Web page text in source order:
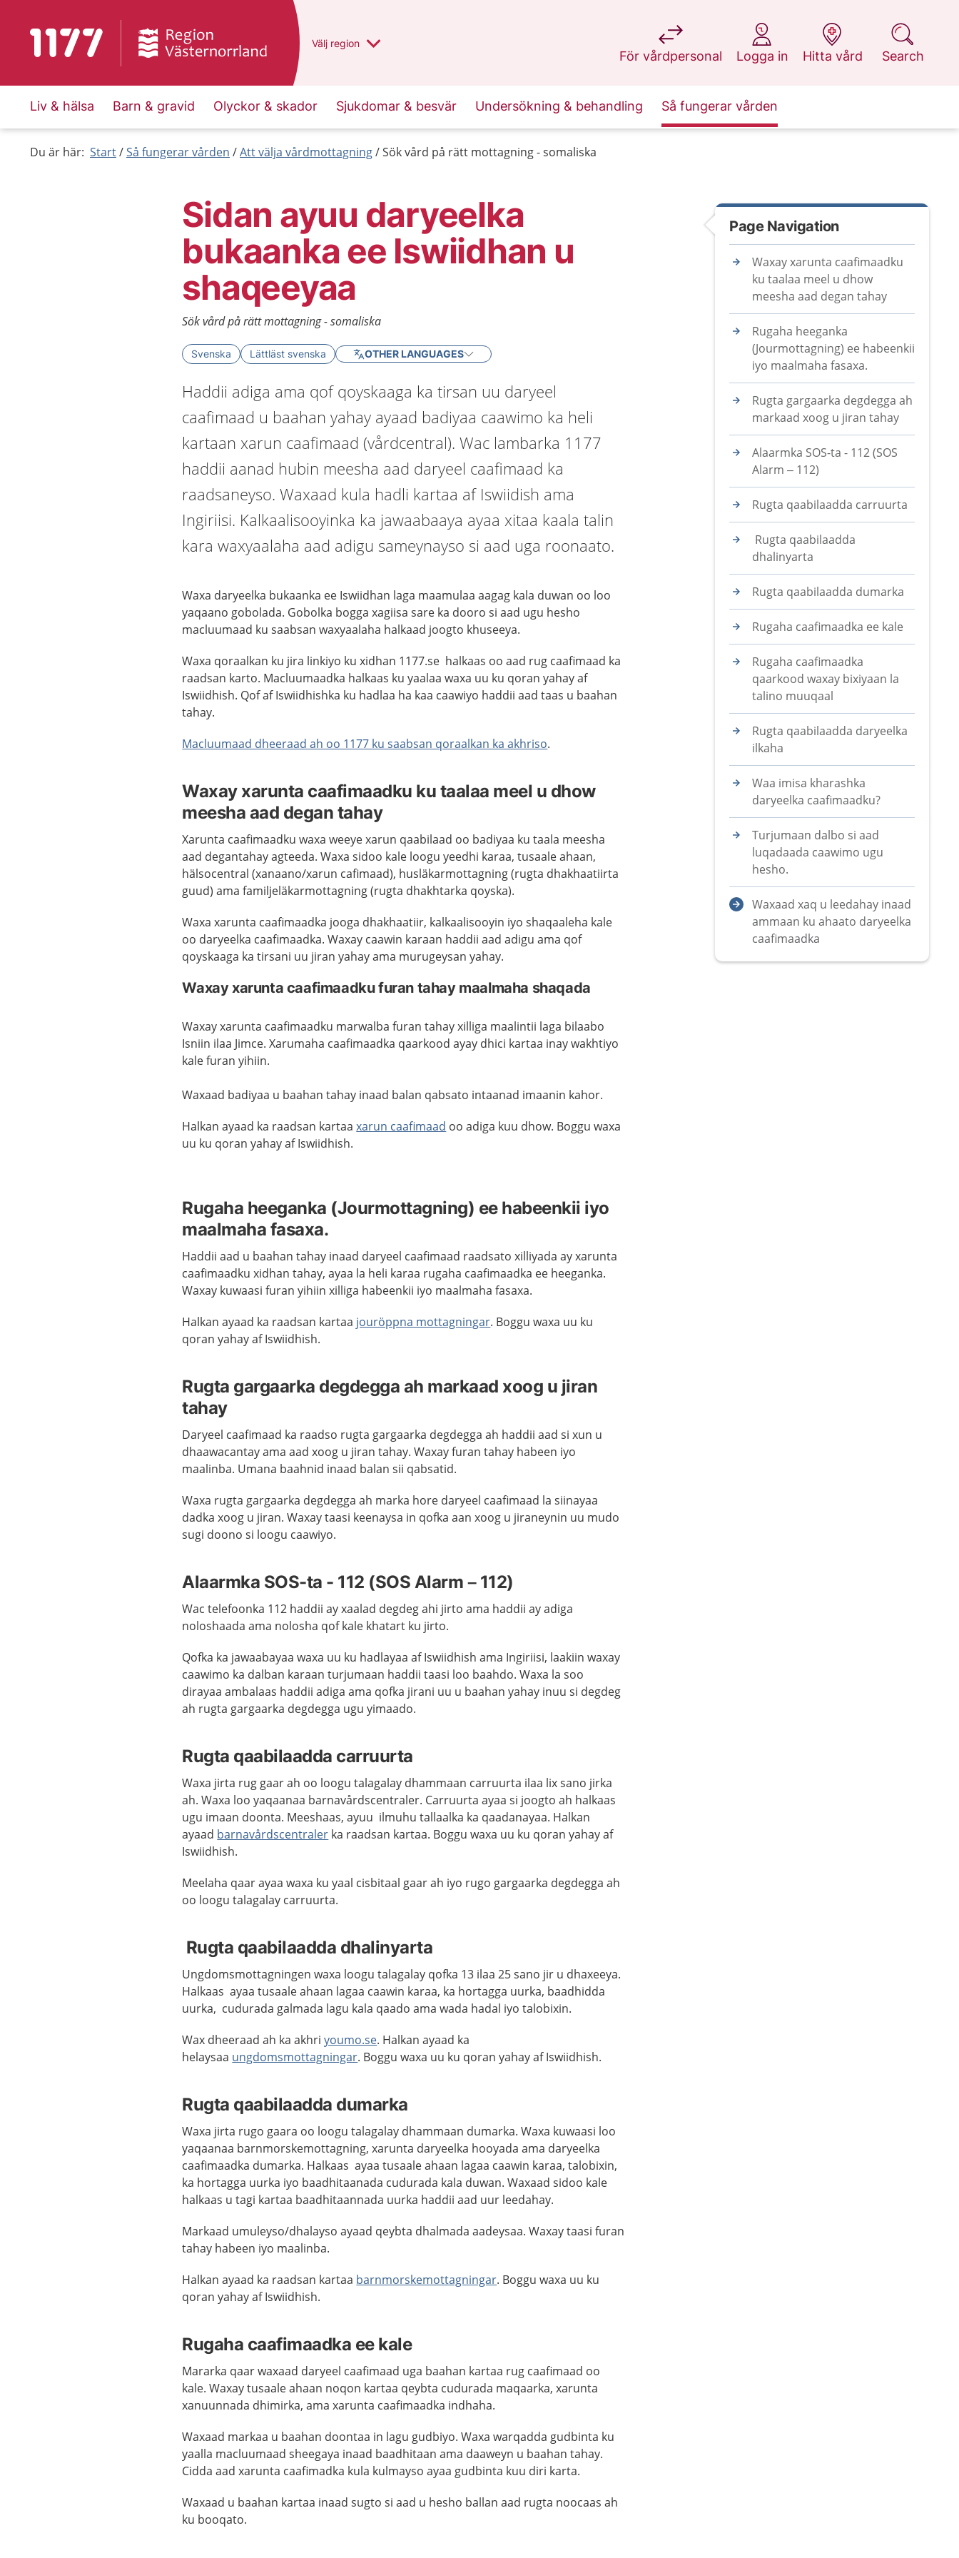
To start page for 1177 Du har valt region
Välj en annan
region
För vårdpersonal
at 1177.se
Logga in
at 1177.se
Hitta vård
at 1177.se
Search
at 1177.se
Liv & hälsa Barn & gravid Olyckor & skador Sjukdomar & besvär Undersökning & behandling Så fungerar vården
Du är här: Start Så fungerar vården Att välja vårdmottagning Sök vård på rätt mottagning - somaliska
Sidan ayuu daryeelka
bukaanka ee Iswiidhan u
shaqeeyaa
Sök vård på rätt mottagning - somaliska
Svenska Lättläst svenska OTHER LANGUAGES
Haddii adiga ama qof qoyskaaga ka tirsan uu daryeel
caafimaad u baahan yahay ayaad badiyaa caawimo ka heli
kartaan xarun caafimaad (vårdcentral). Wac lambarka 1177
haddii aanad hubin meesha aad daryeel caafimaad ka
raadsaneyso. Waxaad kula hadli kartaa af Iswiidish ama
Ingiriisi. Kalkaalisooyinka ka jawaabaaya ayaa xitaa kaala talin
kara waxyaalaha aad adigu sameynayso si aad uga roonaato.
Waxa daryeelka bukaanka ee Iswiidhan laga maamulaa aagag kala duwan oo loo
yaqaano gobolada. Gobolka bogga xagiisa sare ka dooro si aad ugu hesho
macluumaad ku saabsan waxyaalaha halkaad joogto khuseeya.
Waxa qoraalkan ku jira linkiyo ku xidhan 1177.se halkaas oo aad rug caafimaad ka
raadsan karto. Macluumaadka halkaas ku yaalaa waxa uu ku qoran yahay af
Iswiidhish. Qof af Iswiidhishka ku hadlaa ha kaa caawiyo haddii aad taas u baahan
tahay.
Macluumaad dheeraad ah oo 1177 ku saabsan qoraalkan ka akhriso.
Waxay xarunta caafimaadku ku taalaa meel u dhow
meesha aad degan tahay
Xarunta caafimaadku waxa weeye xarun qaabilaad oo badiyaa ku taala meesha
aad degantahay agteeda. Waxa sidoo kale loogu yeedhi karaa, tusaale ahaan,
hälsocentral (xanaano/xarun cafimaad), husläkarmottagning (rugta dhakhaatiirta
guud) ama familjeläkarmottagning (rugta dhakhtarka qoyska).
Waxa xarunta caafimaadka jooga dhakhaatiir, kalkaalisooyin iyo shaqaaleha kale
oo daryeelka caafimaadka. Waxay caawin karaan haddii aad adigu ama qof
qoyskaaga ka tirsani uu jiran yahay ama murugeysan yahay.
Waxay xarunta caafimaadku furan tahay maalmaha shaqada
Waxay xarunta caafimaadku marwalba furan tahay xilliga maalintii laga bilaabo
Isniin ilaa Jimce. Xarumaha caafimaadka qaarkood ayay dhici kartaa inay wakhtiyo
kale furan yihiin.
Waxaad badiyaa u baahan tahay inaad balan qabsato intaanad imaanin kahor.
Halkan ayaad ka raadsan kartaaxarun caafimaad oo adiga kuu dhow. Boggu waxa
uu ku qoran yahay af Iswiidhish.
Rugaha heeganka (Jourmottagning) ee habeenkii iyo
maalmaha fasaxa.
Haddii aad u baahan tahay inaad daryeel caafimaad raadsato xilliyada ay xarunta
caafimaadku xidhan tahay, ayaa la heli karaa rugaha caafimaadka ee heeganka.
Waxay kuwaasi furan yihiin xilliga habeenkii iyo maalmaha fasaxa.
Halkan ayaad ka raadsan kartaa jouröppna mottagningar. Boggu waxa uu ku
qoran yahay af Iswiidhish.
Rugta gargaarka degdegga ah markaad xoog u jiran
tahay
Daryeel caafimaad ka raadso rugta gargaarka degdegga ah haddii aad si xun u
dhaawacantay ama aad xoog u jiran tahay. Waxay furan tahay habeen iyo
maalinba. Umana baahnid inaad balan sii qabsatid.
Waxa rugta gargaarka degdegga ah marka hore daryeel caafimaad la siinayaa
dadka xoog u jiran. Waxay taasi keenaysa in qofka aan xoog u jiraneynin uu mudo
sugi doono si loogu caawiyo.
Alaarmka SOS-ta - 112 (SOS Alarm – 112)
Wac telefoonka 112 haddii ay xaalad degdeg ahi jirto ama haddii ay adiga
noloshaada ama nolosha qof kale khatart ku jirto.
Qofka ka jawaabayaa waxa uu ku hadlayaa af Iswiidhish ama Ingiriisi, laakiin waxay
caawimo ka dalban karaan turjumaan haddii taasi loo baahdo. Waxa la soo
dirayaa ambalaas haddii adiga ama qofka jirani uu u baahan yahay inuu si degdeg
ah rugta gargaarka degdegga ugu yimaado.
Rugta qaabilaadda carruurta
Waxa jirta rug gaar ah oo loogu talagalay dhammaan carruurta ilaa lix sano jirka
ah. Waxa loo yaqaanaa barnavårdscentraler. Carruurta ayaa si joogto ah halkaas
ugu imaan doonta. Meeshaas, ayuu ilmuhu tallaalka ka qaadanayaa. Halkan
ayaad barnavårdscentraler ka raadsan kartaa. Boggu waxa uu ku qoran yahay af
Iswiidhish.
Meelaha qaar ayaa waxa ku yaal cisbitaal gaar ah iyo rugo gargaarka degdegga ah
oo loogu talagalay carruurta.
Rugta qaabilaadda dhalinyarta
Ungdomsmottagningen waxa loogu talagalay qofka 13 ilaa 25 sano jir u dhaxeeya.
Halkaas ayaa tusaale ahaan lagaa caawin karaa, ka hortagga uurka, baadhidda
uurka, cudurada galmada lagu kala qaado ama wada hadal iyo talobixin.
Wax dheeraad ah ka akhriyoumo.se. Halkan ayaad ka
helaysaa ungdomsmottagningar. Boggu waxa uu ku qoran yahay af Iswiidhish.
Rugta qaabilaadda dumarka
Waxa jirta rugo gaara oo loogu talagalay dhammaan dumarka. Waxa kuwaasi loo
yaqaanaa barnmorskemottagning, xarunta daryeelka hooyada ama daryeelka
caafimaadka dumarka. Halkaas ayaa tusaale ahaan lagaa caawin karaa, talobixin,
ka hortagga uurka iyo baadhitaanada cudurada kala duwan. Waxaad sidoo kale
halkaas u tagi kartaa baadhitaannada uurka haddii aad uur leedahay.
Markaad umuleyso/dhalayso ayaad qeybta dhalmada aadeysaa. Waxay taasi furan
tahay habeen iyo maalinba.
Halkan ayaad ka raadsan kartaa barnmorskemottagningar. Boggu waxa uu ku
qoran yahay af Iswiidhish.
Rugaha caafimaadka ee kale
Mararka qaar waxaad daryeel caafimaad uga baahan kartaa rug caafimaad oo
kale. Waxay tusaale ahaan noqon kartaa qeybta cudurada maqaarka, xarunta
xanuunnada dhimirka, ama xarunta caafimaadka indhaha.
Waxaad markaa u baahan doontaa in lagu gudbiyo. Waxa warqadda gudbinta ku
yaalla macluumaad sheegaya inaad baadhitaan ama daaweyn u baahan tahay.
Cidda aad xarunta caafimadka kula kulmayso ayaa gudbinta kuu diri karta.
Waxaad u baahan kartaa inaad sugto si aad u hesho ballan aad rugta noocaas ah
ku booqato.
Page Navigation
Waxay xarunta caafimaadku
ku taalaa meel u dhow
meesha aad degan tahay
Rugaha heeganka
(Jourmottagning) ee habeenkii
iyo maalmaha fasaxa.
Rugta gargaarka degdegga ah
markaad xoog u jiran tahay
Alaarmka SOS-ta - 112 (SOS
Alarm – 112)
Rugta qaabilaadda carruurta
Rugta qaabilaadda
dhalinyarta
Rugta qaabilaadda dumarka
Rugaha caafimaadka ee kale
Rugaha caafimaadka
qaarkood waxay bixiyaan la
talino muuqaal
Rugta qaabilaadda daryeelka
ilkaha
Waa imisa kharashka
daryeelka caafimaadku?
Turjumaan dalbo si aad
luqadaada caawimo ugu
hesho.
Waxaad xaq u leedahay inaad
ammaan ku ahaato daryeelka
caafimaadka